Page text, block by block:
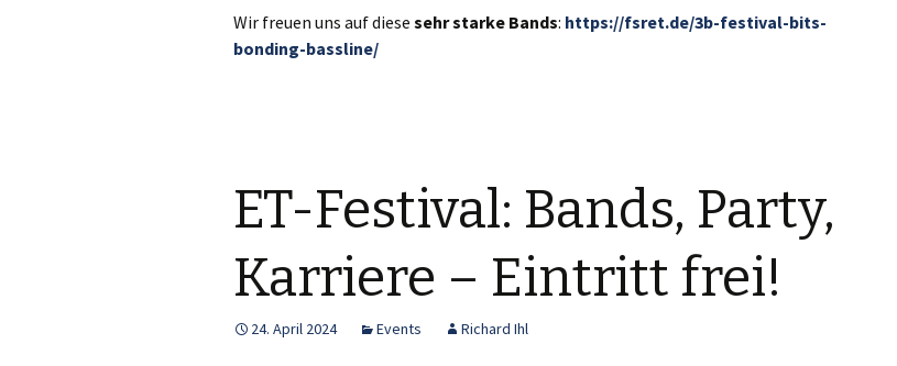
Wir freuen uns auf diese sehr starke Bands: https://fsret.de/3b-festival-bits-
bonding-bassline/
ET-Festival: Bands, Party,
Karriere – Eintritt frei!
24. April 2024 Events Richard Ihl